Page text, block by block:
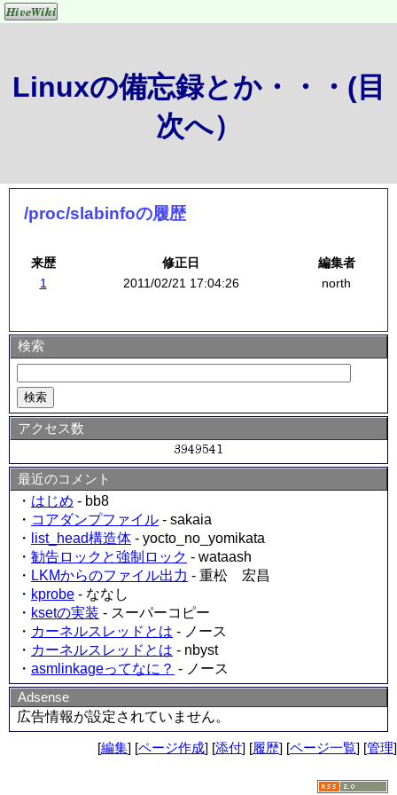
Linuxの備忘録とか・・・(目
次へ）
/proc/slabinfoの履歴
来歴 修正日
編集者
1
2011/02/21 17:04:26 north
検索
アクセス数
最近のコメント
・ はじめ - bb8
・ コアダンプファイル - sakaia
・
list_head構造体 - yocto_no_yomikata
・ 勧告ロックと強制ロック - wataash
・ LKMからのファイル出力 - 重松 宏昌
・ kprobe - ななし
・ ksetの実装 - スーパーコピー
・ カーネルスレッドとは - ノース
・ カーネルスレッドとは - nbyst
・ asmlinkageってなに？ - ノース
Adsense
広告情報が設定されていません。
[編集] [ページ作成] [添付] [履歴] [ページ一覧] [管理]